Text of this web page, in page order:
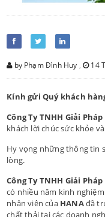
by Phạm Đình Huy , 14
Kính gửi Quý khách
Công Ty TNHH Giải
khách lời chúc sức khỏe
Hy vọng những thông tin
lòng.
Công Ty TNHH Giải
có nhiều năm kinh
nhân viên của HANAđã
chất thải tại các doanh